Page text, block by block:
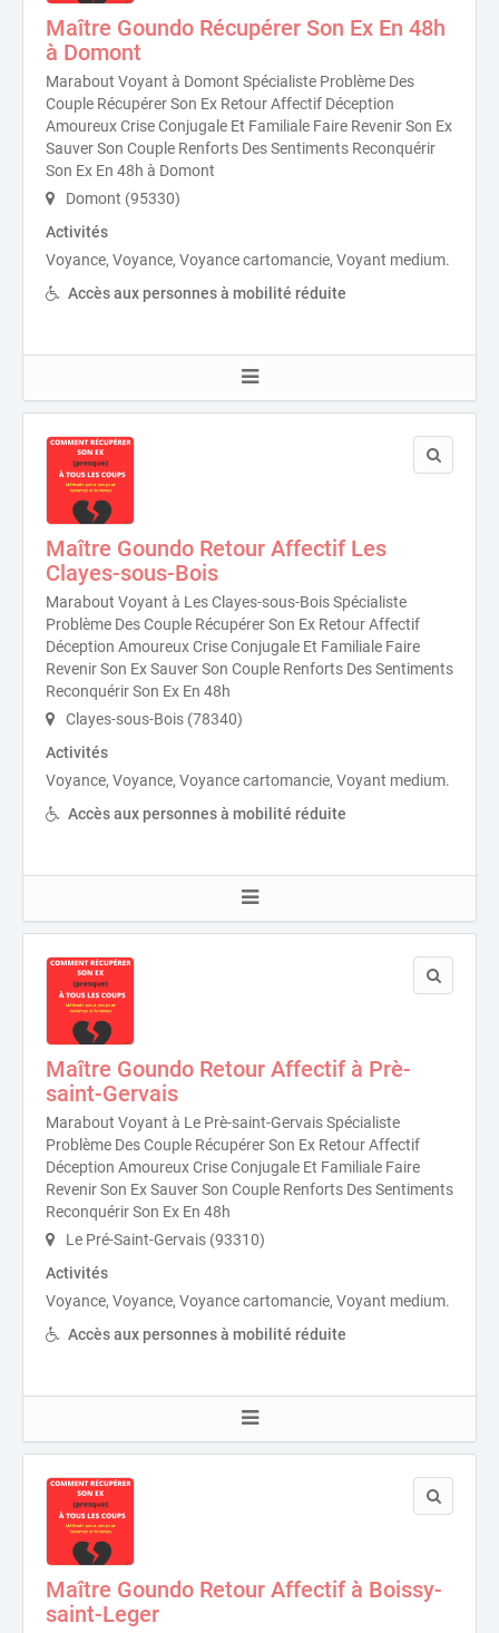
Maître Goundo Récupérer Son Ex En 48h
à Domont
Marabout Voyant à Domont Spécialiste Problème Des
Couple Récupérer Son Ex Retour Affectif Déception
Amoureux Crise Conjugale Et Familiale Faire Revenir Son Ex
Sauver Son Couple Renforts Des Sentiments Reconquérir
Son Ex En 48h à Domont
Domont (95330)
Activités
Voyance, Voyance, Voyance cartomancie, Voyant medium.
Accès aux personnes à mobilité réduite
Maître Goundo Retour Affectif Les
Clayes-sous-Bois
Marabout Voyant à Les Clayes-sous-Bois Spécialiste
Problème Des Couple Récupérer Son Ex Retour Affectif
Déception Amoureux Crise Conjugale Et Familiale Faire
Revenir Son Ex Sauver Son Couple Renforts Des Sentiments
Reconquérir Son Ex En 48h
Clayes-sous-Bois (78340)
Activités
Voyance, Voyance, Voyance cartomancie, Voyant medium.
Accès aux personnes à mobilité réduite
Maître Goundo Retour Affectif à Prè-
saint-Gervais
Marabout Voyant à Le Prè-saint-Gervais Spécialiste
Problème Des Couple Récupérer Son Ex Retour Affectif
Déception Amoureux Crise Conjugale Et Familiale Faire
Revenir Son Ex Sauver Son Couple Renforts Des Sentiments
Reconquérir Son Ex En 48h
Le Pré-Saint-Gervais (93310)
Activités
Voyance, Voyance, Voyance cartomancie, Voyant medium.
Accès aux personnes à mobilité réduite
Maître Goundo Retour Affectif à Boissy-
saint-Leger